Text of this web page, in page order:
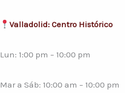
Valladolid: Centro Histórico
Lun: 1:00 pm – 10:00 pm
Mar a Sáb: 10:00 am – 10:00 pm